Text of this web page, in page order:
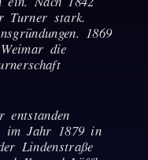
Turner stark.
1869
die
im Jahr 1879 in
Lindenstraße